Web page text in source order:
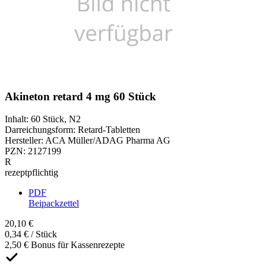
Akineton retard 4 mg 60 Stück
Inhalt: 60 Stück, N2
Darreichungsform: Retard-Tabletten
Hersteller: ACA Müller/ADAG Pharma AG
PZN: 2127199
R
rezeptpflichtig
PDF
Beipackzettel
20,10 €
0,34 € / Stück
2,50 € Bonus für Kassenrezepte